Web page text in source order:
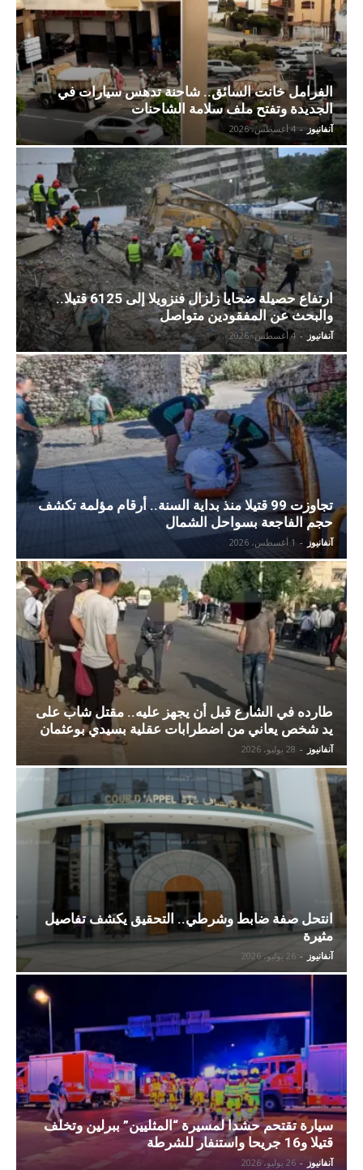
الفرامل خانت السائق.. شاحنة تدهس سيارات في
الجديدة وتفتح ملف سلامة الشاحنات
آنفانيوز - 4 أغسطس، 2026
ارتفاع حصيلة ضحايا زلزال فنزويلا إلى 6125 قتيلا..
والبحث عن المفقودين متواصل
آنفانيوز - 4 أغسطس، 2026
تجاوزت 99 قتيلا منذ بداية السنة.. أرقام مؤلمة تكشف
حجم الفاجعة بسواحل الشمال
آنفانيوز - 1 أغسطس، 2026
طارده في الشارع قبل أن يجهز عليه.. مقتل شاب على
يد شخص يعاني من اضطرابات عقلية بسيدي بوعثمان
آنفانيوز - 28 يوليو، 2026
انتحل صفة ضابط وشرطي.. التحقيق يكشف تفاصيل
مثيرة
آنفانيوز - 26 يوليو، 2026
سيارة تقتحم حشدا لمسيرة “المثليين” ببرلين وتخلف
قتيلا و16 جريحا واستنفار للشرطة
آنفانيوز - 26 يوليو، 2026